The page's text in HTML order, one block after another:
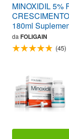
MINOXIDIL 5%
180ml
PERDA DE
CONVENIENTE
da FOLIGAIN
(45)